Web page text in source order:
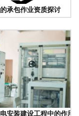
承包作业资质探讨
安装建设工程中的作用